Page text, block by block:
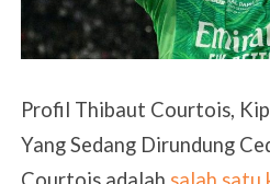
Profil Thibaut Courtois,
Yang Sedang Dirundung